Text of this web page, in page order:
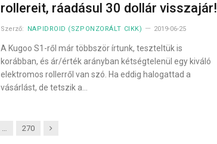
rollereit, ráadásul 30 dollár visszajár!
Szerző: NAPIDROID (SZPONZORÁLT CIKK) 2019-06-25
A Kugoo S1-ről már többször írtunk, teszteltük is
korábban, és ár/érték arányban kétségtelenül egy kiváló
elektromos rollerről van szó. Ha eddig halogattad a
vásárlást, de tetszik a…
… 270 Next